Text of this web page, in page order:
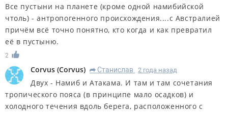
Все пустыни на планете (кроме одной намибийской
чтоль) - антропогенного происхождения....с Австралией
причём всё точно понятно, кто когда и как превратил
её в пустыню.
2
Corvus (Corvus) R Станислав 2 года назад
Двух - Намиб и Атакама. И там и там сочетания
тропического пояса (в принципе мало осадков) и
холодного течения вдоль берега, расположенного с